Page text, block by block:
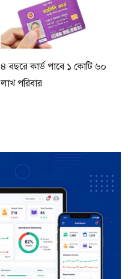
৪ বছরে কার্ড পাবে ১ কোটি ৬০
লাখ পরিবার